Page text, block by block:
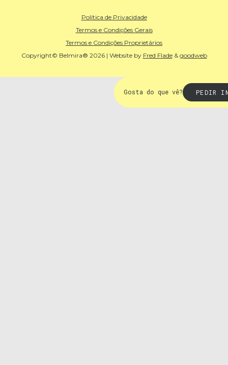
Política de Privacidade
Termos e Condições Gerais
Termos e Condições Proprietários
Copyright© Belmira® 2026 | Website by Fred Flade& goodweb
Gosta do que vê? PEDIR